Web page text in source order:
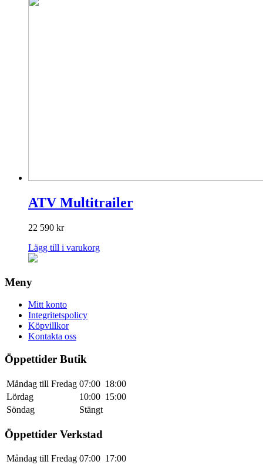
ATV Multitrailer
22 590 kr
Lägg till i varukorg
Meny
Mitt konto
Integritetspolicy
Köpvillkor
Kontakta oss
Öppettider Butik
Måndag till Fredag 07:00 18:00
Lördag
10:00 15:00
Söndag
Stängt
Öppettider Verkstad
Måndag till Fredag 07:00 17:00